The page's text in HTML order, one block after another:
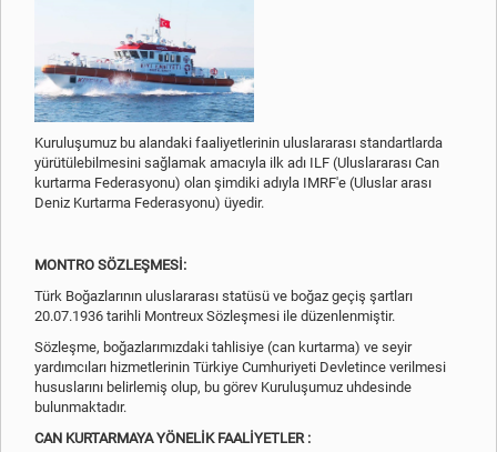
Kuruluşumuz bu alandaki faaliyetlerinin uluslararası standartlarda
yürütülebilmesini sağlamak amacıyla ilk adı ILF (Uluslararası Can
kurtarma Federasyonu) olan şimdiki adıyla IMRF'e (Uluslar arası
Deniz Kurtarma Federasyonu) üyedir.
MONTRO SÖZLEŞMESİ:
Türk Boğazlarının uluslararası statüsü ve boğaz geçiş şartları
20.07.1936 tarihli Montreux Sözleşmesi ile düzenlenmiştir.
Sözleşme, boğazlarımızdaki tahlisiye (can kurtarma) ve seyir
yardımcıları hizmetlerinin Türkiye Cumhuriyeti Devletince verilmesi
hususlarını belirlemiş olup, bu görev Kuruluşumuz uhdesinde
bulunmaktadır.
CAN KURTARMAYA YÖNELİK FAALİYETLER :